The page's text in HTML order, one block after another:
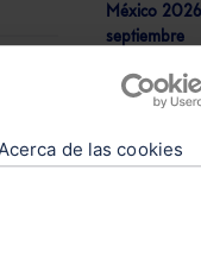
de las cookies
México
septiembre
- Justicia
forenses en
- La AP de
hombre por
mensajes,